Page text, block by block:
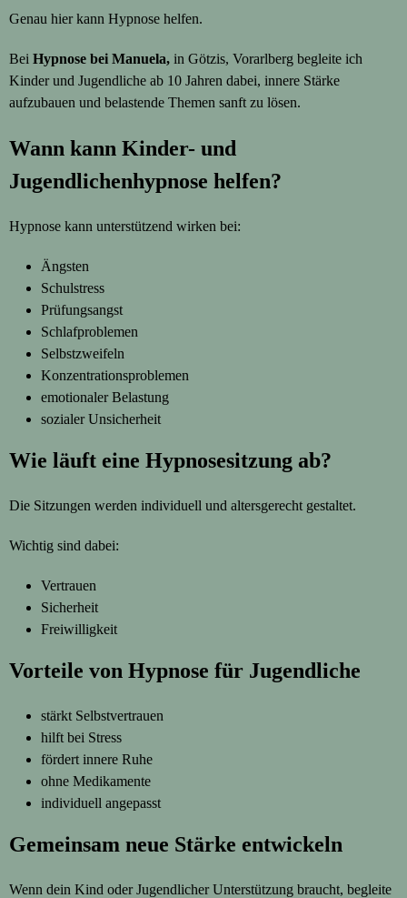
Genau hier kann Hypnose helfen.
Bei Hypnose bei Manuela, in Götzis, Vorarlberg begleite ich
Kinder und Jugendliche ab 10 Jahren dabei, innere Stärke
aufzubauen und belastende Themen sanft zu lösen.
Wann kann Kinder- und
Jugendlichenhypnose helfen?
Hypnose kann unterstützend wirken bei:
Ängsten
Schulstress
Prüfungsangst
Schlafproblemen
Selbstzweifeln
Konzentrationsproblemen
emotionaler Belastung
sozialer Unsicherheit
Wie läuft eine Hypnosesitzung ab?
Die Sitzungen werden individuell und altersgerecht gestaltet.
Wichtig sind dabei:
Vertrauen
Sicherheit
Freiwilligkeit
Vorteile von Hypnose für Jugendliche
stärkt Selbstvertrauen
hilft bei Stress
fördert innere Ruhe
ohne Medikamente
individuell angepasst
Gemeinsam neue Stärke entwickeln
Wenn dein Kind oder Jugendlicher Unterstützung braucht, begleite